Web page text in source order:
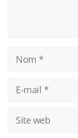
Nom
mail
Site
web